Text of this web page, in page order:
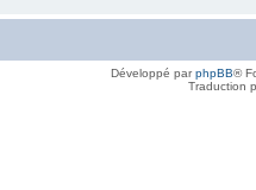
Développé parphpBB®
Traduction